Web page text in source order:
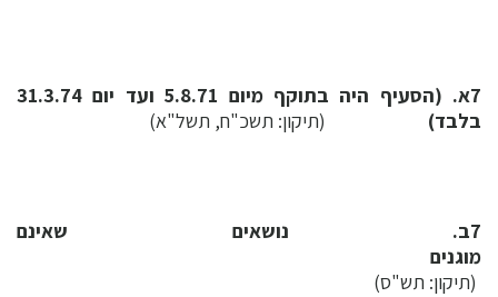
7א. (הסעיף היה בתוקף מיום 5.8.71 ועד יום 31.3.74
בלבד) (תיקון: תשכ"ח, תשל"א)
7ב. נושאים שאינם
מוגנים
(תיקון: תש"ס)